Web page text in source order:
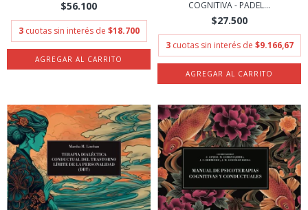
$56.100
3 cuotas sin interés de $18.700
COGNITIVA - PADEL...
$27.500
3 cuotas sin interés de $9.166,67